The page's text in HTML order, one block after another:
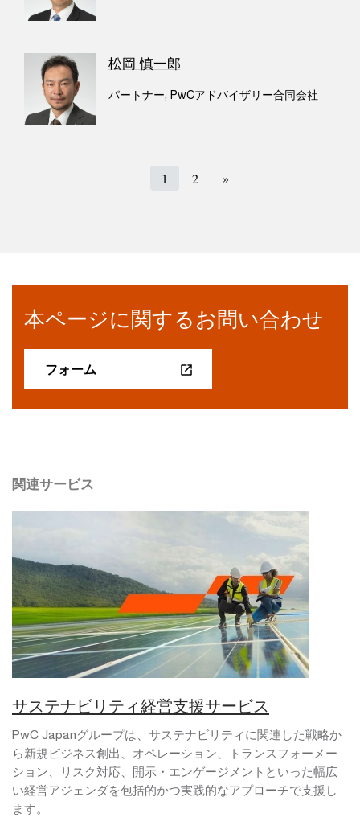
松岡 慎一郎
パートナー, PwCアドバイザリー合同会社
1 2 »
本ページに関するお問い合わせ
フォーム
関連サービス
サステナビリティ経営支援サービス
PwC Japanグループは、サステナビリティに関連した戦略か
ら新規ビジネス創出、オペレーション、トランスフォーメー
ション、リスク対応、開示・エンゲージメントといった幅広
い経営アジェンダを包括的かつ実践的なアプローチで支援し
ます。